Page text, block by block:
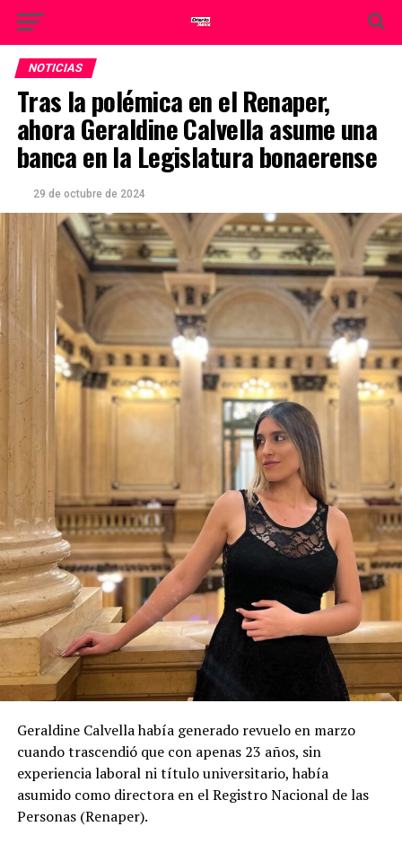
NOTICIAS
Tras la polémica en el Renaper,
ahora Geraldine Calvella asume una
banca en la Legislatura bonaerense
29 de octubre de 2024
Geraldine Calvella había generado revuelo en marzo
cuando trascendió que con apenas 23 años, sin
experiencia laboral ni título universitario, había
asumido como directora en el Registro Nacional de las
Personas (Renaper).